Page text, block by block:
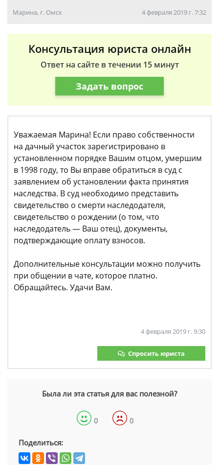
Марина, г. Омск 4 февраля 2019 г. 7:32
Консультация юриста онлайн
Ответ на сайте в течении 15 минут
Задать вопрос
Уважаемая Марина! Если право собственности
на дачный участок зарегистрировано в
установленном порядке Вашим отцом, умершим
в 1998 году, то Вы вправе обратиться в суд с
заявлением об установлении факта принятия
наследства. В суд необходимо представить
свидетельство о смерти наследодателя,
свидетельство о рождении (о том, что
наследодатель — Ваш отец), документы,
подтверждающие оплату взносов.
Дополнительные консультации можно получить
при общении в чате, которое платно.
Обращайтесь. Удачи Вам.
4 февраля 2019 г. 9:30
Спросить юриста
Была ли эта статья для вас полезной?
0 0
Поделиться: